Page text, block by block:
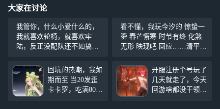
大家在讨论
我管你，什么小爱什么的，
我就喜欢轮椅，就喜欢牢
陆，反正没配队还不如搞个
千咲
看不懂，我玩今汐的 惊蛰一
瞬 春芒懈寒 时节有终 化煞
无形 映现吧 回应……清平之
回坑的热潮，我如
期而至 当20发歪
卡卡罗，吃满80出
开服注册个号玩了
几天就走了，今天
回游啥都没干领了